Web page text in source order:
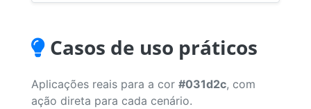
Casos de uso práticos
Aplicações reais para a cor #031d2c, com
ação direta para cada cenário.